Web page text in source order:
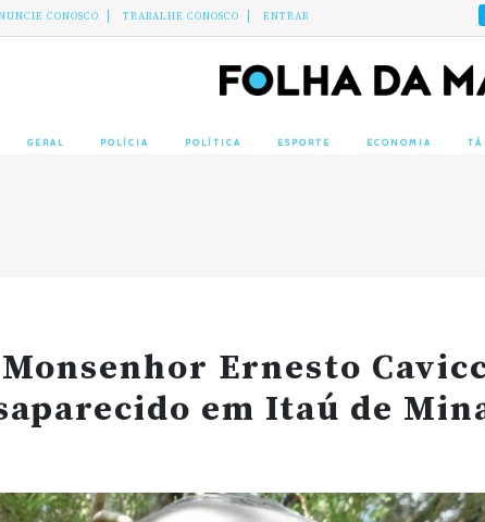
CONOSCO TRABALHE CONOSCO ENTRAR
GERAL POLÍCIA POLÍTICA ESPORTE ECONOMIA TÁ
Ernesto
em Itaú de